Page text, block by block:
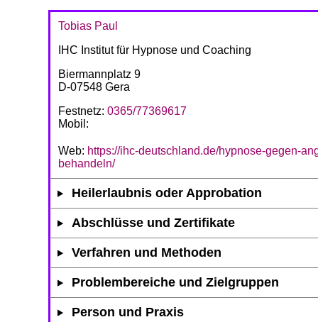
Tobias Paul
IHC Institut für Hypnose und Coaching
Biermannplatz 9
D-07548 Gera
Festnetz: 0365/77369617
Mobil:
Web: https://ihc-deutschland.de/hypnose-gegen-
behandeln/
Heilerlaubnis oder Approbation
Abschlüsse und Zertifikate
Verfahren und Methoden
Problembereiche und Zielgruppen
Person und Praxis